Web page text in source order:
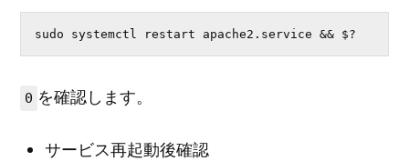
sudo systemctl restart apache2.service && $?
0 を確認します。
サービス再起動後確認